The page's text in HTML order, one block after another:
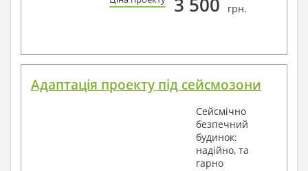
3 500 грн.
Адаптація проекту під сейсмозони
Сейсмічно
безпечний
будинок:
надійно, та
гарно